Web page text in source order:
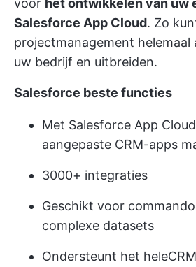
Salesforce App Cloud. Zo
projectmanagement helemaal
uw bedrijf en uitbreiden.
Salesforce beste functies
Met Salesforce App
aangepaste CRM-apps
3000+ integraties
Geschikt voor
complexe datasets
Ondersteunt het hele